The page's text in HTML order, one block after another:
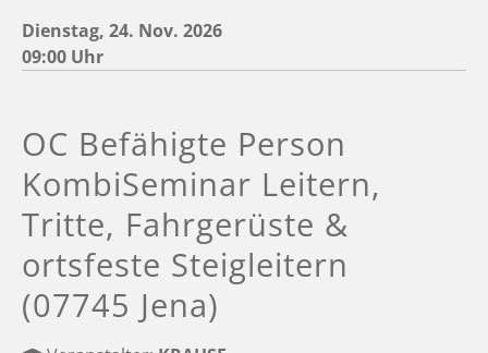
Dienstag, 24. Nov. 2026
09:00 Uhr
OC Befähigte Person
KombiSeminar Leitern,
Tritte, Fahrgerüste &
ortsfeste Steigleitern
(07745 Jena)